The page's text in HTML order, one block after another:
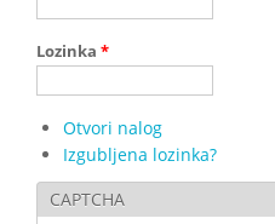
Lozinka *
Otvori nalog
Izgubljena lozinka?
CAPTCHA